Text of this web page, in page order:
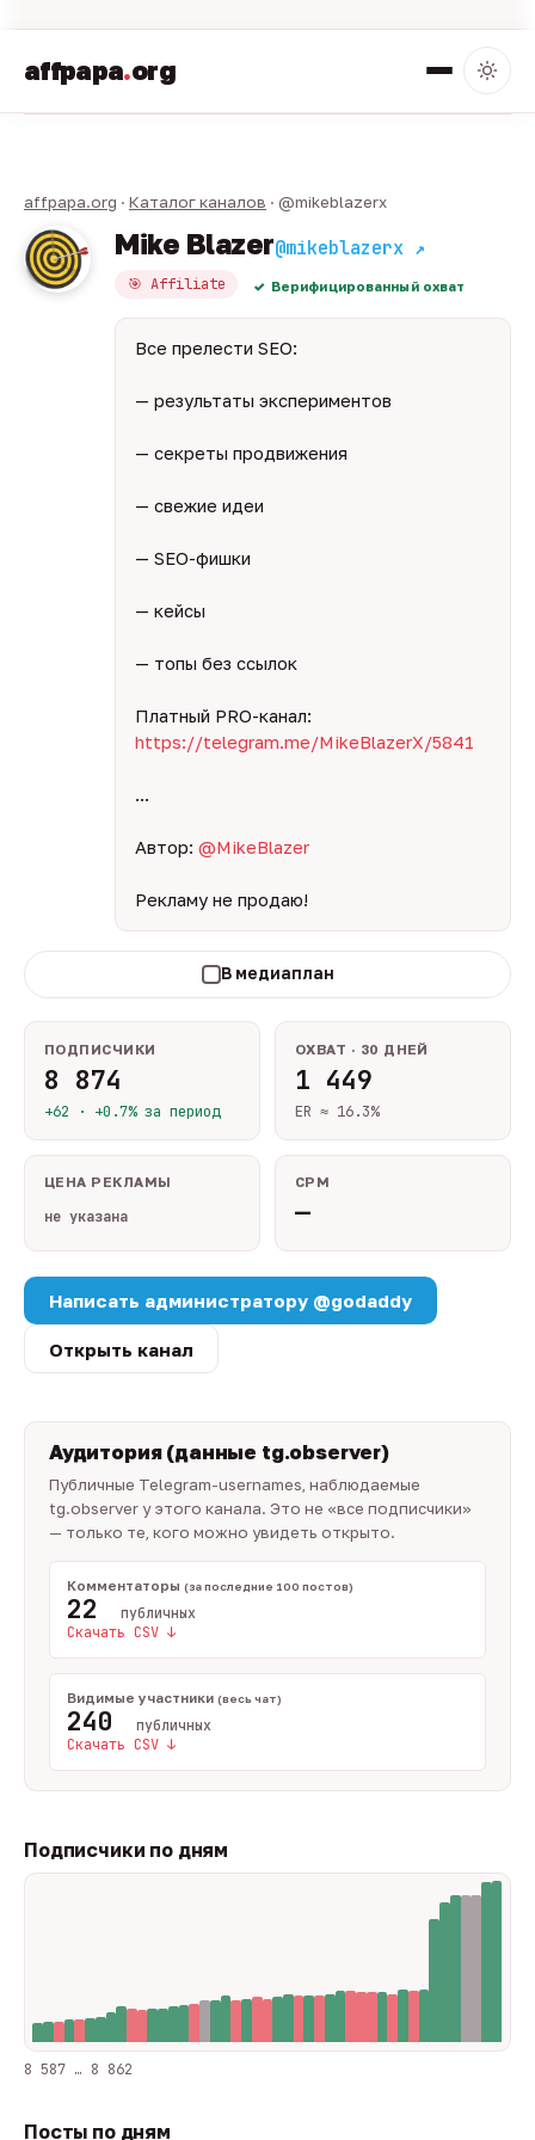
affpapa.org
affpapa.org · Каталог каналов · @mikeblazerx
Mike Blazer@mikeblazerx ↗
🎯 Affiliate Верифицированный охват
Все прелести SEO:
— результаты экспериментов
— секреты продвижения
— свежие идеи
— SEO-фишки
— кейсы
— топы без ссылок
Платный PRO-канал:
https://telegram.me/MikeBlazerX/5841
...
Автор: @MikeBlazer
Рекламу не продаю!
В медиаплан
ПОДПИСЧИКИ
8 874
+62 · +0.7% за период
ОХВАТ · 30 ДНЕЙ
1 449
ER ≈ 16.3%
ЦЕНА РЕКЛАМЫ
не указана
CPM
—
Написать администратору @godaddy
Открыть канал
Аудитория (данные tg.observer)
Публичные Telegram-usernames, наблюдаемые
tg.observer у этого канала. Это не «все подписчики»
— только те, кого можно увидеть открыто.
Комментаторы(за последние 100 постов)
22 публичных
Скачать CSV ↓
Видимые участники(весь чат)
240 публичных
Скачать CSV ↓
Подписчики по дням
8 587 … 8 862
Посты по дням